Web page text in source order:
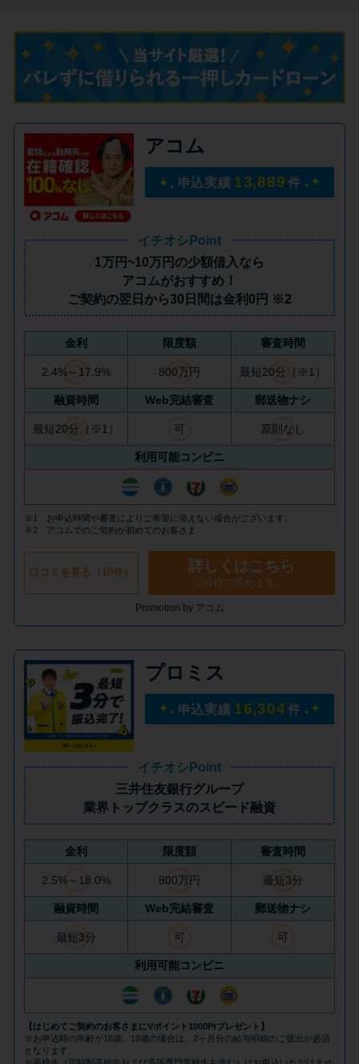
銀行カードローンを選ぶべき4つ
の理由
無利息期間を利用して利息0円で
お金を借りる3つのポイント
種類・特徴別一覧
その他コラム
今月の家賃払えない…2ヵ月目に
処法3つ
家賃払えないが強制退去は避け
街金とは？絶対審査通る？借金
い理由
質屋でお金を借りるには？年利
やシステムをカードローンと比
未成年でもお金を借りられる？
学生がお金を借りる方法があ
る？
学生がお金を借りる方法は？親
へのバレにくさや将来への影響
を解説
ソフト闇金とは？悪質な手口に
は要注意！
てはいけない理由と借りた場合
の対処法
申し込みブラックとは?判断の目
安や審査に通らない理由
アコム
申込実績 13,889 件
イチオシPoint
1万円~10万円の少額借入 なら
アコムがおすすめ！
ご契約の翌日から30日間は金利0円 ※2
金利 限度額 審査時間
2.4%～17.9% 800万円 最短20分（※1）
融資時間 Web完結審査 郵送物ナシ
最短20分（※1） 可 原則なし
利用可能コンビニ
※1 お申込時間や審査によりご希望に添えない場合がございます。
※2 アコムでのご契約が初めてのお客さま
口コミを見る（10件） 詳しくはこちら
3分程で読めます。
Promotion by アコム
プロミス
申込実績 16,304 件
イチオシPoint
三井住友銀行グループ
業界トップクラスのスピード融資
金利 限度額 審査時間
2.5%～18.0% 800万円 最短3分
融資時間 Web完結審査 郵送物ナシ
最短3分 可 可
利用可能コンビニ
【はじめてご契約のお客さまにVポイント1000Ptプレゼント】
※お申込時の年齢が18歳、19歳の場合は、2ヶ月分の給与明細のご提出が必須
となります。
※高校生（定時制高校生および高等専門学校生も含む）はお申込いただけませ